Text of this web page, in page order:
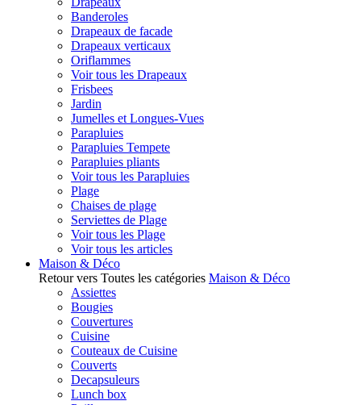
Banderoles
Drapeaux de facade
Drapeaux verticaux
Oriflammes
Voir tous les Drapeaux
Frisbees
Jardin
Jumelles et Longues-Vues
Parapluies
Parapluies Tempete
Parapluies pliants
Voir tous les Parapluies
Plage
Chaises de plage
Serviettes de Plage
Voir tous les Plage
Voir tous les articles
Maison & Déco
Retour vers Toutes les catégories Maison & Déco
Assiettes
Bougies
Couvertures
Cuisine
Couteaux de Cuisine
Couverts
Decapsuleurs
Lunch box